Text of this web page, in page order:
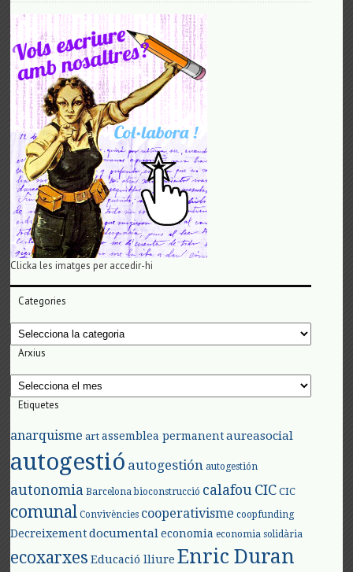
Clicka les imatges per accedir-hi
Categories
Categories
Arxius
Arxius
Etiquetes
anarquisme art assemblea permanent aureasocial
autogestió autogestión autogestión
autonomia Barcelona bioconstrucció calafouCIC CIC
comunal Convivències cooperativisme coopfunding
Decreixement documental economia economia solidària
ecoxarxes Educació lliure Enric Duran